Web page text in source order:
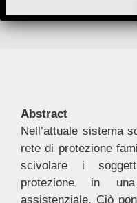
Abstract
Nell’attuale sistema
rete di protezione
scivolare i
protezione in
assistenziale. Ciò